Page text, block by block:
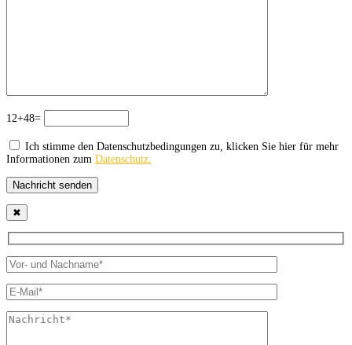
12+48=
Ich stimme den Datenschutzbedingungen zu, klicken Sie hier für mehr
Informationen zum Datenschutz.
Nachricht senden
✖